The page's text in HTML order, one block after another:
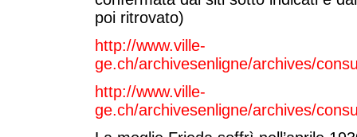
poi ritrovato)
http://www.ville-
ge.ch/archivesenligne/archives/
http://www.ville-
ge.ch/archivesenligne/archives/